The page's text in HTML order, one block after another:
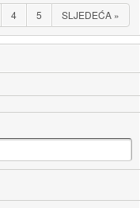
4 5 SLJEDEĆA »